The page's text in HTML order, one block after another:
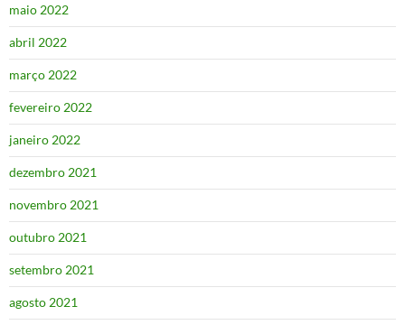
maio 2022
abril 2022
março 2022
fevereiro 2022
janeiro 2022
dezembro 2021
novembro 2021
outubro 2021
setembro 2021
agosto 2021